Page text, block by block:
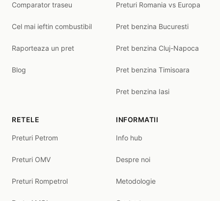
Comparator traseu
Cel mai ieftin combustibil
Raporteaza un pret
Blog
Preturi Romania vs Europa
Pret benzina Bucuresti
Pret benzina Cluj-Napoca
Pret benzina Timisoara
Pret benzina Iasi
RETELE
Preturi Petrom
Preturi OMV
Preturi Rompetrol
INFORMATII
Info hub
Despre noi
Metodologie